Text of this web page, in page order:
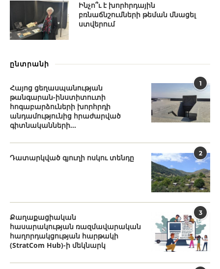
Ինչո՞ւ է խորհրդային
բռնաճնշումների թեման մնացել
ստվերում
ընտրանի
1
Հայոց ցեղասպանության
թանգարան-ինստիտուտի
հոգաբարձուների խորհրդի
անդամությունից հրաժարված
գիտնականների...
2
Դատարկված գյուղի ոսկու տենդը
3
Քաղաքացիական
հասարակության ռազմավարական
հաղորդակցության հարթակի
(StratCom Hub)-ի մեկնարկ